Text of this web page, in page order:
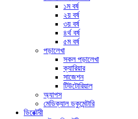
১ম বর্ষ
২য় বর্ষ
৩য় বর্ষ
৪র্থ বর্ষ
৫ম বর্ষ
পড়ালেখা
সকল পড়ালেখা
ক্যারিয়ার
সাজেশন
টিউটোরিয়াল
অ্যাপস
মেডিক্যাল ডকুমেন্টারি
ডিরেক্টরী